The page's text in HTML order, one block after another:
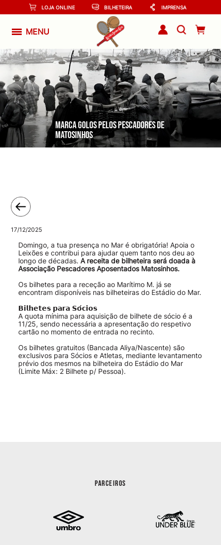
LOJA ONLINE BILHETEIRA IMPRENSA
MENU
MARCA GOLOS PELOS PESCADORES DE
MATOSINHOS
17/12/2025
Domingo, a tua presença no Mar é obrigatória! Apoia o
Leixões e contribui para ajudar quem tanto nos deu ao
longo de décadas. A receita de bilheteira será doada à
Associação Pescadores Aposentados Matosinhos.
Os bilhetes para a receção ao Marítimo M. já se
encontram disponíveis nas bilheteiras do Estádio do Mar.
𝗕𝗶𝗹𝗵𝗲𝘁𝗲𝘀 𝗽𝗮𝗿𝗮 𝗦𝗼́𝗰𝗶𝗼𝘀
A quota mínima para aquisição de bilhete de sócio é a
11/25, sendo necessária a apresentação do respetivo
cartão no momento de entrada no recinto.
Os bilhetes gratuitos (Bancada Aliya/Nascente) são
exclusivos para Sócios e Atletas, mediante levantamento
prévio dos mesmos na bilheteira do Estádio do Mar
(Limite Máx: 2 Bilhete p/ Pessoa).
PARCEIROS